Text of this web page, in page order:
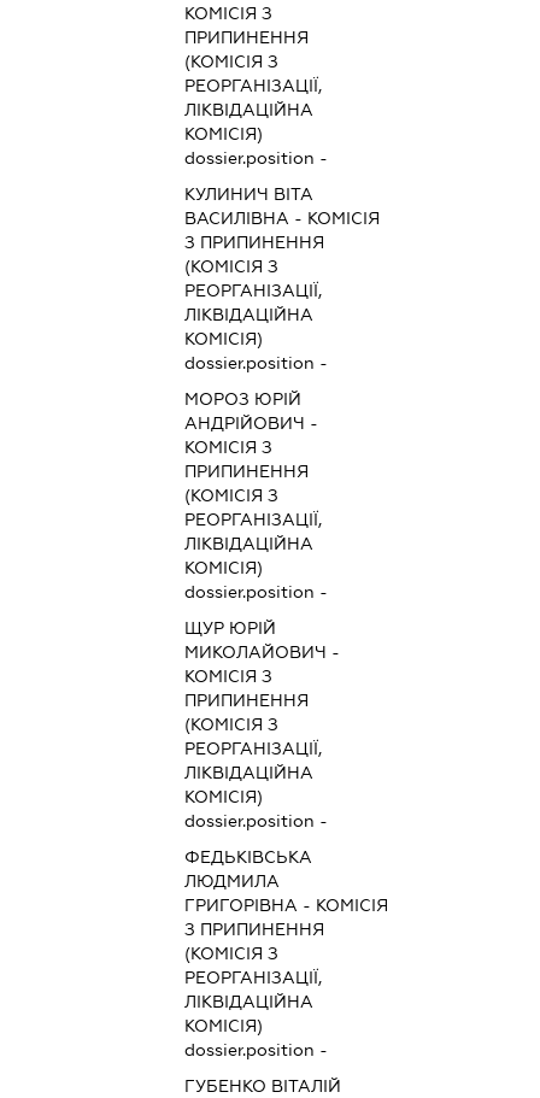
КОМІСІЯ З
ПРИПИНЕННЯ
(КОМІСІЯ З
РЕОРГАНІЗАЦІЇ,
ЛІКВІДАЦІЙНА
КОМІСІЯ)
dossier.position -
КУЛИНИЧ ВІТА
ВАСИЛІВНА - КОМІСІЯ
З ПРИПИНЕННЯ
(КОМІСІЯ З
РЕОРГАНІЗАЦІЇ,
ЛІКВІДАЦІЙНА
КОМІСІЯ)
dossier.position -
МОРОЗ ЮРІЙ
АНДРІЙОВИЧ -
КОМІСІЯ З
ПРИПИНЕННЯ
(КОМІСІЯ З
РЕОРГАНІЗАЦІЇ,
ЛІКВІДАЦІЙНА
КОМІСІЯ)
dossier.position -
ЩУР ЮРІЙ
МИКОЛАЙОВИЧ -
КОМІСІЯ З
ПРИПИНЕННЯ
(КОМІСІЯ З
РЕОРГАНІЗАЦІЇ,
ЛІКВІДАЦІЙНА
КОМІСІЯ)
dossier.position -
ФЕДЬКІВСЬКА
ЛЮДМИЛА
ГРИГОРІВНА - КОМІСІЯ
З ПРИПИНЕННЯ
(КОМІСІЯ З
РЕОРГАНІЗАЦІЇ,
ЛІКВІДАЦІЙНА
КОМІСІЯ)
dossier.position -
ГУБЕНКО ВІТАЛІЙ